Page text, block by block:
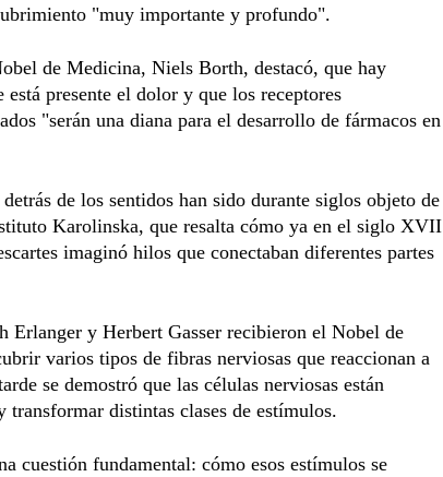
"muy importante y profundo".
de Medicina, Niels Borth, destacó, que hay
está presente el dolor y que los receptores
"serán una diana para el desarrollo de fármacos en
de los sentidos han sido durante siglos objeto de
Karolinska, que resalta cómo ya en el siglo XVII
imaginó hilos que conectaban diferentes partes
Erlanger y Herbert Gasser recibieron el Nobel de
varios tipos de fibras nerviosas que reaccionan a
se demostró que las células nerviosas están
transformar distintas clases de estímulos.
cuestión fundamental: cómo esos estímulos se